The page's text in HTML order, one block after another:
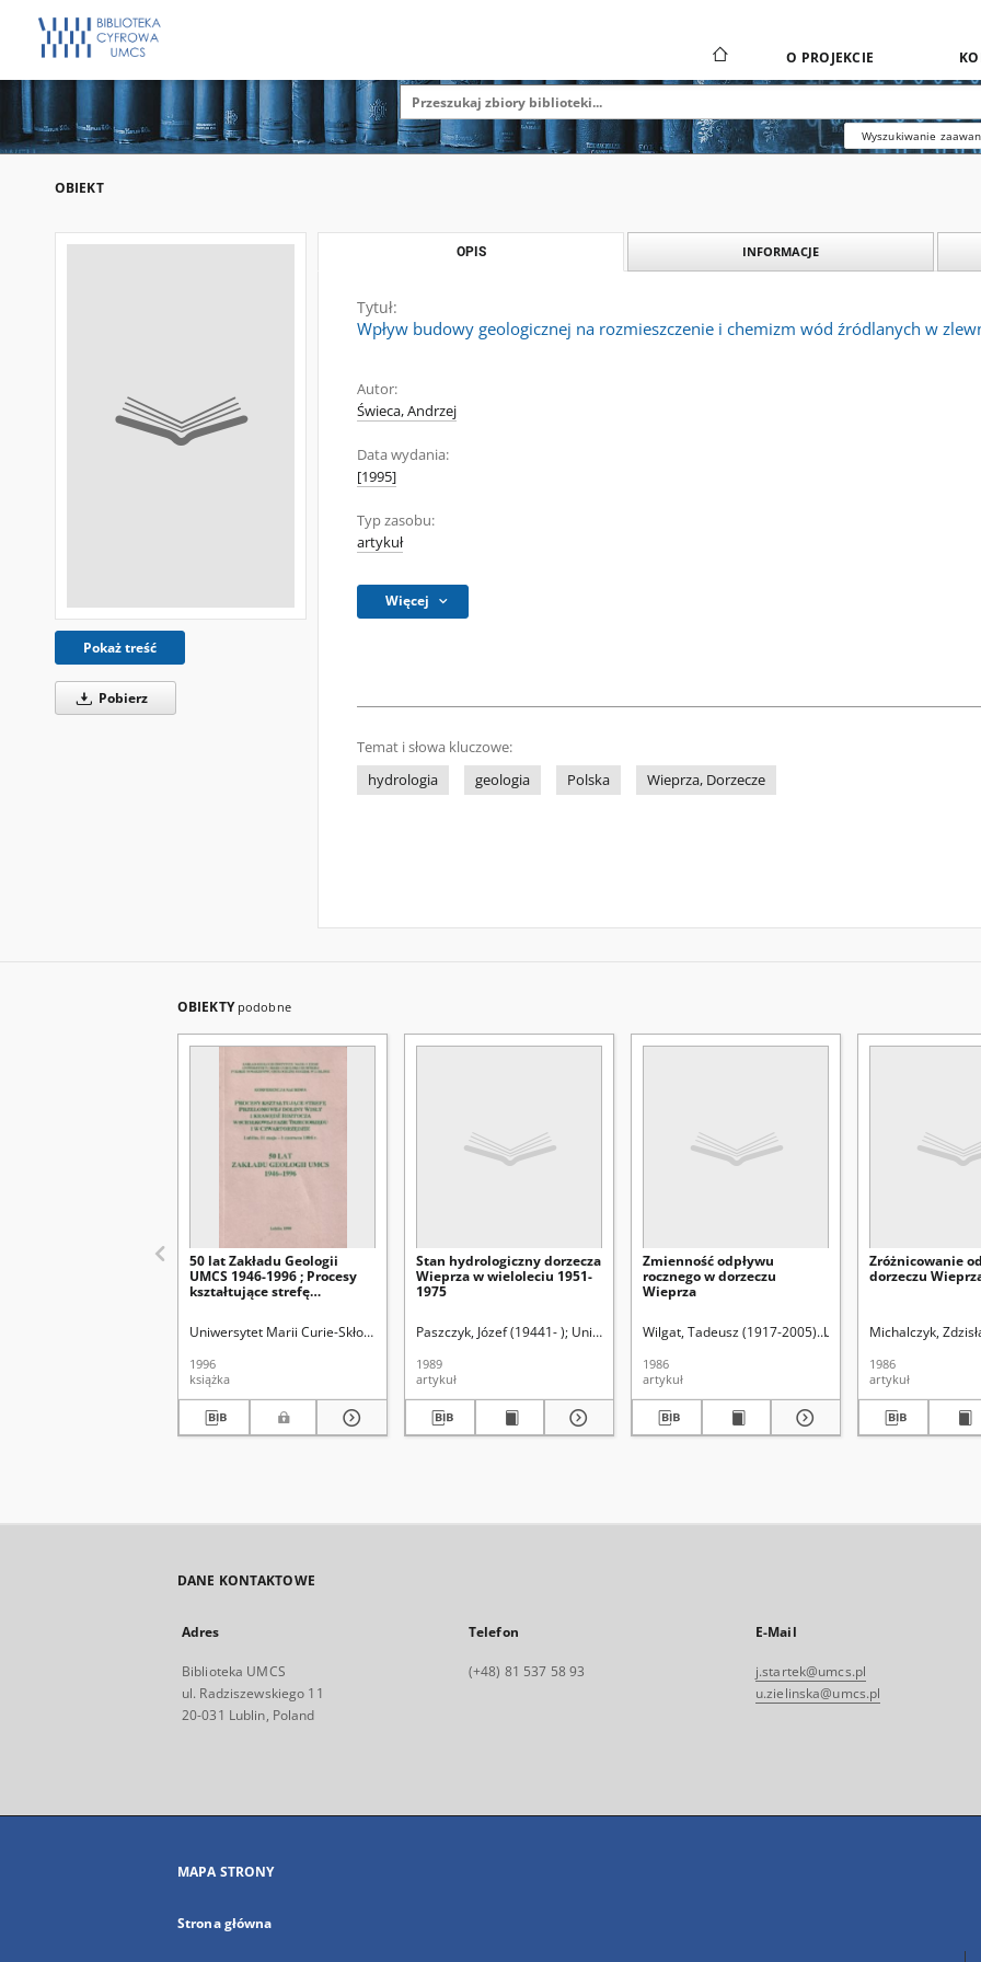
O PROJEKCIE
Wyszukiwanie
OBIEKT
Pokaż treść
Pobierz
OPIS INFORMACJE
Tytuł:
Wpływ budowy geologicznej na rozmieszczenie i chemizm wód źródlanych w
Autor:
Świeca, Andrzej
Data wydania:
[1995]
Typ zasobu:
artykuł
Więcej
Temat i słowa kluczowe:
hydrologia
geologia Polska Wieprza, Dorzecze
OBIEKTY podobne
50 lat Zakładu Geologii
UMCS 1946-1996 ; Procesy
kształtujące strefę
schyłkowej fazie
czwartorzędzie : terenowa
konferencja naukowa,
Lublin, 31 maja - 1 czerwca
1996 roku
Uniwersytet Marii Curie-Skłodowskiej (Lublin). Zakład Geologii Harasimiuk, Marian (1941- ). Red.
1996
książka
Stan hydrologiczny dorzecza
Wieprza w wieloleciu 1951-
1975
Paszczyk, Józef (19441- ) Uniwersytet Marii Curie-Skłodowskiej (Lublin)
1989
artykuł
Zmienność odpływu
rocznego w dorzeczu
Wieprza
Wilgat, Tadeusz (1917-2005) Uniwersytet Marii Curie-
1986
artykuł
Zróżnicowanie
dorzeczu
Michalczyk,
1986
artykuł
DANE KONTAKTOWE
Adres
Biblioteka UMCS
ul. Radziszewskiego 11
20-031 Lublin, Poland
Telefon
(+48) 81 537 58 93
E-Mail
j.startek@umcs.pl
u.zielinska@umcs.pl
MAPA STRONY
Strona główna